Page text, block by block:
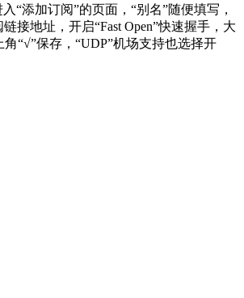
“添加订阅”的页面，“别名”随便填写，
接地址，开启“Fast Open”快速握手，大
“√”保存，“UDP”机场支持也选择开